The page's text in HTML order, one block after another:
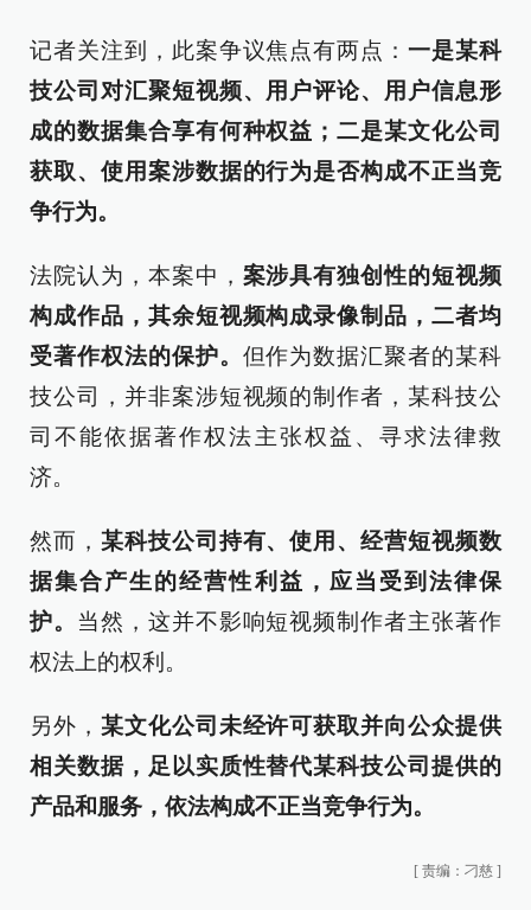
记者关注到，此案争议焦点有两点：一是某科
技公司对汇聚短视频、用户评论、用户信息形
成的数据集合享有何种权益；二是某文化公司
获取、使用案涉数据的行为是否构成不正当竞
争行为。
法院认为，本案中， 案涉具有独创性的短视频
构成作品，其余短视频构成录像制品，二者均
受著作权法的保护。 但作为数据汇聚者的某科
技公司，并非案涉短视频的制作者，某科技公
司不能依据著作权法主张权益、寻求法律救
济。
然而， 某科技公司持有、使用、经营短视频数
据集合产生的经营性利益，应当受到法律保
护。 当然，这并不影响短视频制作者主张著作
权法上的权利。
另外， 某文化公司未经许可获取并向公众提供
相关数据，足以实质性替代某科技公司提供的
产品和服务，依法构成不正当竞争行为。
[ 责编：刁慈 ]